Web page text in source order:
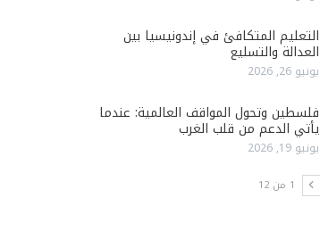
التعليم المتكافئ في إندونيسيا بين
العدالة والتسليع
يونيو 26, 2026
فلسطين وتحول المواقف العالمية: عندما
يأتي الدعم من قلب الغرب
يونيو 19, 2026
1 من 12